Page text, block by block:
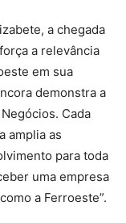
a chegada
a relevância
em sua
demonstra a
Cada
amplia as
para toda
uma empresa
a Ferroeste”.